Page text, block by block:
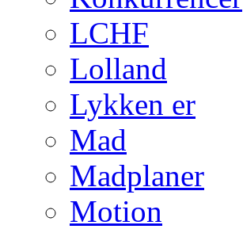
LCHF
Lolland
Lykken er
Mad
Madplaner
Motion